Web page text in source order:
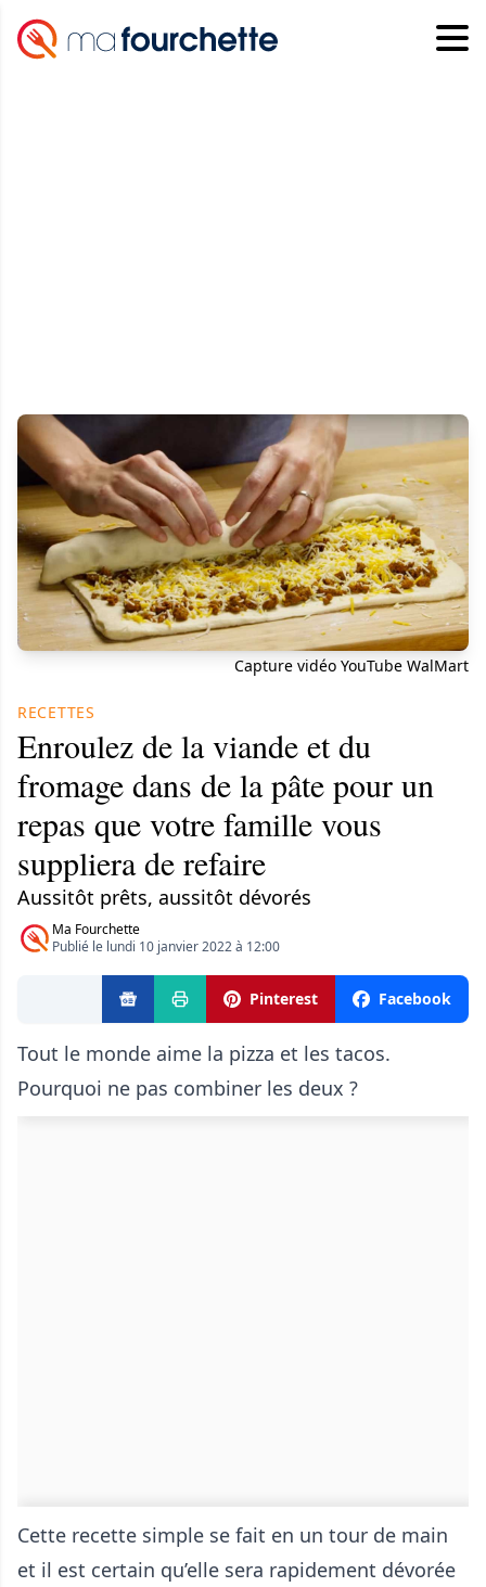
Capture vidéo YouTube WalMart
RECETTES
Enroulez de la viande et du
fromage dans de la pâte pour un
repas que votre famille vous
suppliera de refaire
Aussitôt prêts, aussitôt dévorés
Ma Fourchette
Publié le lundi 10 janvier 2022 à 12:00
Pinterest Facebook
Tout le monde aime la pizza et les tacos.
Pourquoi ne pas combiner les deux ?
Cette recette simple se fait en un tour de main
et il est certain qu’elle sera rapidement dévorée